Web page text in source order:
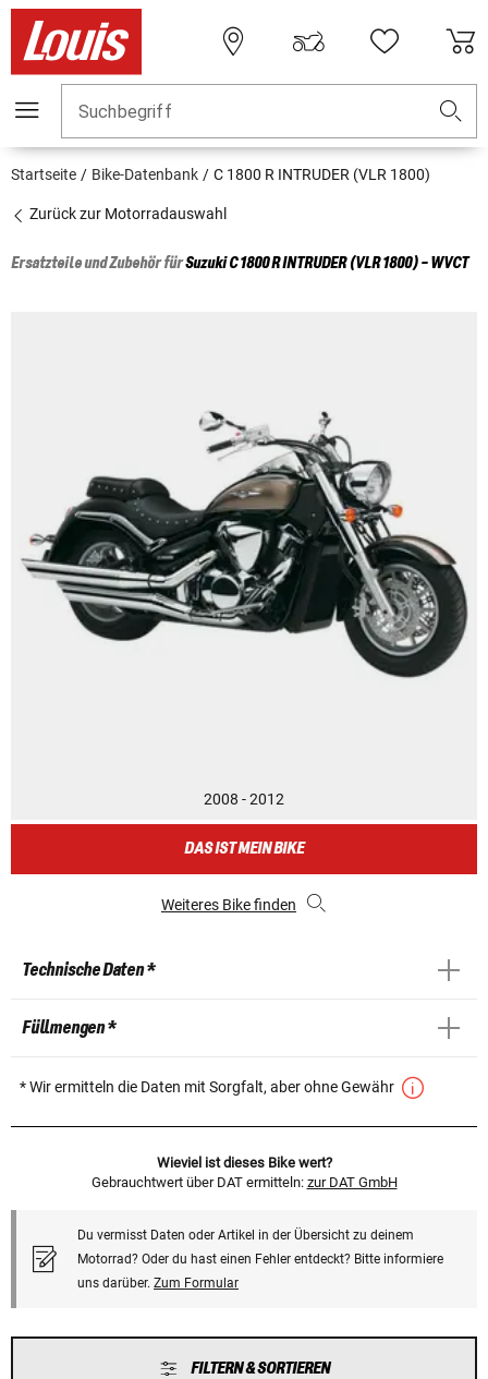
Suchbegriff
Startseite Bike-Datenbank C 1800 R INTRUDER (VLR 1800)
Zurück zur Motorradauswahl
Ersatzteile und Zubehör fürSuzukiC 1800 R INTRUDER (VLR 1800) - WVCT
2008 - 2012
DAS IST MEIN BIKE
Weiteres Bike finden
Technische Daten *
Füllmengen *
* Wir ermitteln die Daten mit Sorgfalt, aber ohne Gewähr
Wieviel ist dieses Bike wert?
Gebrauchtwert über DAT ermitteln: zur DAT GmbH
Du vermisst Daten oder Artikel in der Übersicht zu deinem
Motorrad? Oder du hast einen Fehler entdeckt? Bitte informiere
uns darüber. Zum Formular
FILTERN & SORTIEREN